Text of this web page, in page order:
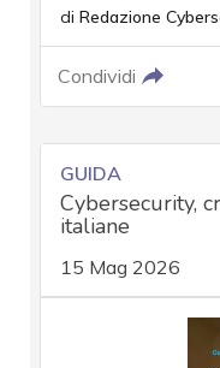
di Redazione
Condividi
GUIDA
Cybersecurity,
italiane
15 Mag 2026